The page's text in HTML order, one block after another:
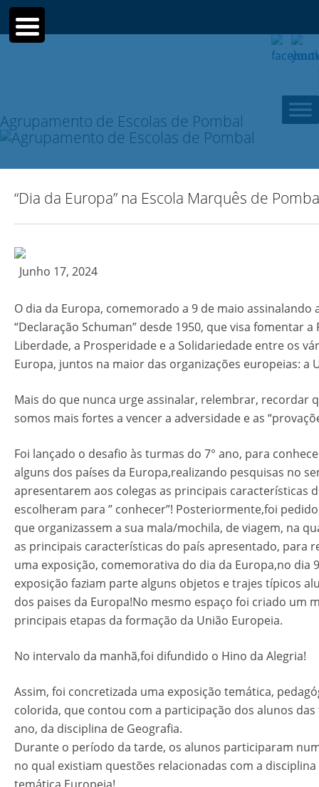
for:
Agrupamento de Escolas de Pombal
“Dia da Europa” na Escola Marquês de
Junho 17, 2024
O dia da Europa, comemorado a 9 de maio assinalando
“Declaração Schuman” desde 1950, que visa fomentar a
Liberdade, a Prosperidade e a Solidariedade entre os
Europa, juntos na maior das organizações europeias: a
Mais do que nunca urge assinalar, relembrar, recordar
somos mais fortes a vencer a adversidade e as
Foi lançado o desafio às turmas do 7° ano, para
alguns dos países da Europa,realizando pesquisas no
apresentarem aos colegas as principais características
escolheram para ” conhecer”! Posteriormente,foi
que organizassem a sua mala/mochila, de viagem, na
as principais características do país apresentado, para
uma exposição, comemorativa do dia da Europa,no dia
exposição faziam parte alguns objetos e trajes típicos
dos paises da Europa!No mesmo espaço foi criado um
principais etapas da formação da União Europeia.
No intervalo da manhã,foi difundido o Hino da Alegria!
Assim, foi concretizada uma exposição temática,
colorida, que contou com a participação dos alunos das
ano, da disciplina de Geografia.
Durante o período da tarde, os alunos participaram
no qual existiam questões relacionadas com a disciplina